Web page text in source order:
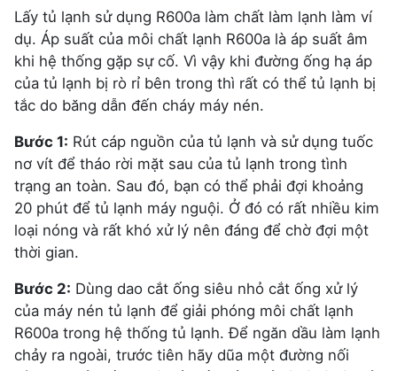
Lấy tủ lạnh sử dụng R600a làm chất làm lạnh làm ví
dụ. Áp suất của môi chất lạnh R600a là áp suất âm
khi hệ thống gặp sự cố. Vì vậy khi đường ống hạ áp
của tủ lạnh bị rò rỉ bên trong thì rất có thể tủ lạnh bị
tắc do băng dẫn đến cháy máy nén.
Bước 1: Rút cáp nguồn của tủ lạnh và sử dụng tuốc
nơ vít để tháo rời mặt sau của tủ lạnh trong tình
trạng an toàn. Sau đó, bạn có thể phải đợi khoảng
20 phút để tủ lạnh máy nguội. Ở đó có rất nhiều kim
loại nóng và rất khó xử lý nên đáng để chờ đợi một
thời gian.
Bước 2: Dùng dao cắt ống siêu nhỏ cắt ống xử lý
của máy nén tủ lạnh để giải phóng môi chất lạnh
R600a trong hệ thống tủ lạnh. Để ngăn dầu làm lạnh
chảy ra ngoài, trước tiên hãy dũa một đường nối